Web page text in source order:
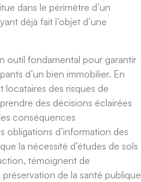
dans le périmètre d’un
déjà fait l’objet d’une
outil fondamental pour garantir
d’un bien immobilier. En
locataires des risques de
des décisions éclairées
conséquences
obligations d’information des
la nécessité d’études de sols
témoignent de
de la santé publique